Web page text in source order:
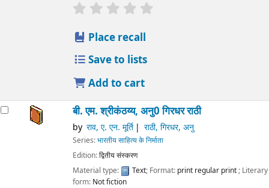
star rating
Place recall
Save to lists
Add to cart
बी. एम. श्रीकंठय्य, अनु0 गिरधर राठी
by राव, ए. एन. मूर्ति राठी, गिरधर, अनु
Series:भारतीय साहित्य के निर्माता
Edition:द्वितीय संस्करण
Material type:
Text; Format: print regular print; Literary
form: Not fiction